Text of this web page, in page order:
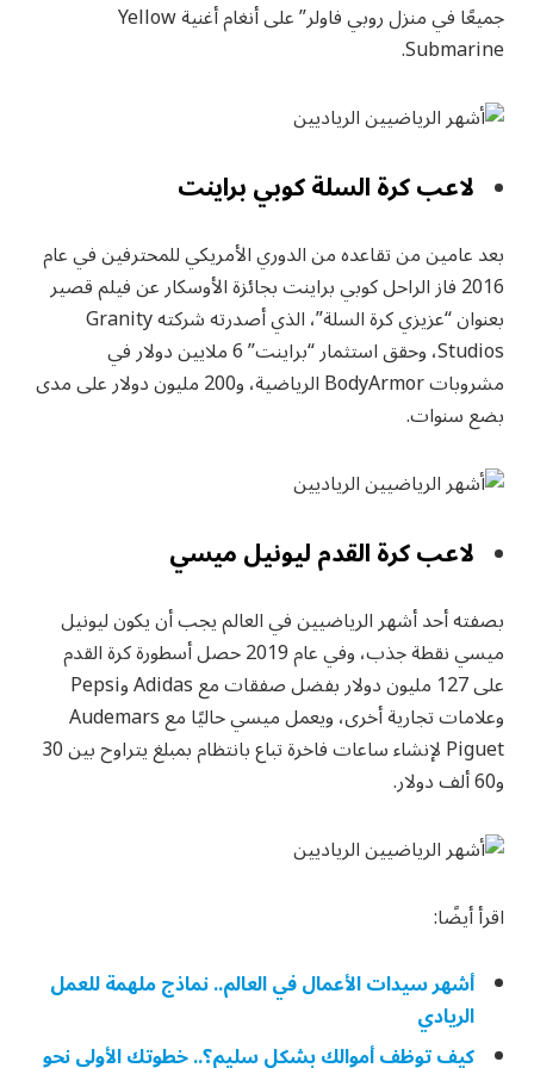
جميعًا في منزل روبي فاولر” على أنغام أغنية Yellow
Submarine.
لاعب كرة السلة كوبي براينت
بعد عامين من تقاعده من الدوري الأمريكي للمحترفين في عام
2016 فاز الراحل كوبي براينت بجائزة الأوسكار عن فيلم قصير
بعنوان “عزيزي كرة السلة”، الذي أصدرته شركته Granity
Studios، وحقق استثمار “براينت” 6 ملايين دولار في
مشروبات BodyArmor الرياضية، و200 مليون دولار على مدى
بضع سنوات.
لاعب كرة القدم ليونيل ميسي
بصفته أحد أشهر الرياضيين في العالم يجب أن يكون ليونيل
ميسي نقطة جذب، وفي عام 2019 حصل أسطورة كرة القدم
على 127 مليون دولار بفضل صفقات مع Adidas وPepsi
وعلامات تجارية أخرى، ويعمل ميسي حاليًا مع Audemars
Piguet لإنشاء ساعات فاخرة تباع بانتظام بمبلغ يتراوح بين 30
و60 ألف دولار.
اقرأ أيضًا:
أشهر سيدات الأعمال في العالم.. نماذج ملهمة للعمل
الريادي
كيف توظف أموالك بشكل سليم؟.. خطوتك الأولى نحو